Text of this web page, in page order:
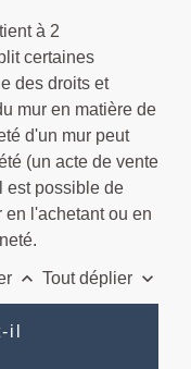
à 2
certaines
des droits et
mur en matière de
d'un mur peut
(un acte de vente
est possible de
l'achetant ou en
keyboard_arrow_up Tout déplier keyboard_arrow_down
il